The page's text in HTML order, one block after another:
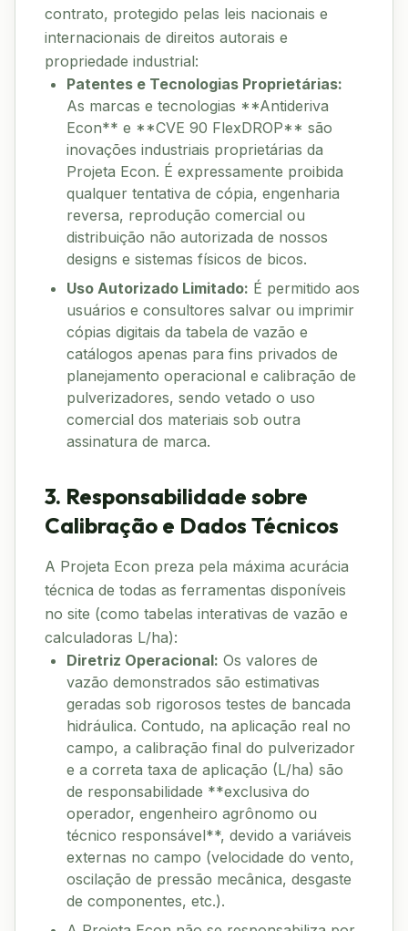
contrato, protegido pelas leis nacionais e
internacionais de direitos autorais e
propriedade industrial:
Patentes e Tecnologias Proprietárias:
As marcas e tecnologias **Antideriva
Econ** e **CVE 90 FlexDROP** são
inovações industriais proprietárias da
Projeta Econ. É expressamente proibida
qualquer tentativa de cópia, engenharia
reversa, reprodução comercial ou
distribuição não autorizada de nossos
designs e sistemas físicos de bicos.
Uso Autorizado Limitado: É permitido aos
usuários e consultores salvar ou imprimir
cópias digitais da tabela de vazão e
catálogos apenas para fins privados de
planejamento operacional e calibração de
pulverizadores, sendo vetado o uso
comercial dos materiais sob outra
assinatura de marca.
3. Responsabilidade sobre
Calibração e Dados Técnicos
A Projeta Econ preza pela máxima acurácia
técnica de todas as ferramentas disponíveis
no site (como tabelas interativas de vazão e
calculadoras L/ha):
Diretriz Operacional: Os valores de
vazão demonstrados são estimativas
geradas sob rigorosos testes de bancada
hidráulica. Contudo, na aplicação real no
campo, a calibração final do pulverizador
e a correta taxa de aplicação (L/ha) são
de responsabilidade **exclusiva do
operador, engenheiro agrônomo ou
técnico responsável**, devido a variáveis
externas no campo (velocidade do vento,
oscilação de pressão mecânica, desgaste
de componentes, etc.).